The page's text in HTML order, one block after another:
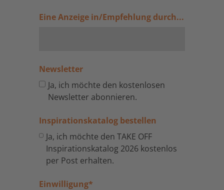
Eine Anzeige in/Empfehlung durch...
Newsletter
Ja, ich möchte den kostenlosen
Newsletter abonnieren.
Inspirationskatalog bestellen
Ja, ich möchte den TAKE OFF
Inspirationskatalog 2026 kostenlos
per Post erhalten.
Einwilligung*